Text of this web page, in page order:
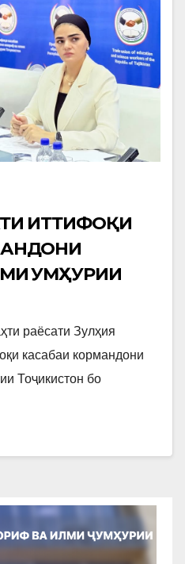
ИТТИФОҚИ
ҶУМҲУРИИ
раёсати Зулҳия
касабаи кормандони
Тоҷикистон бо